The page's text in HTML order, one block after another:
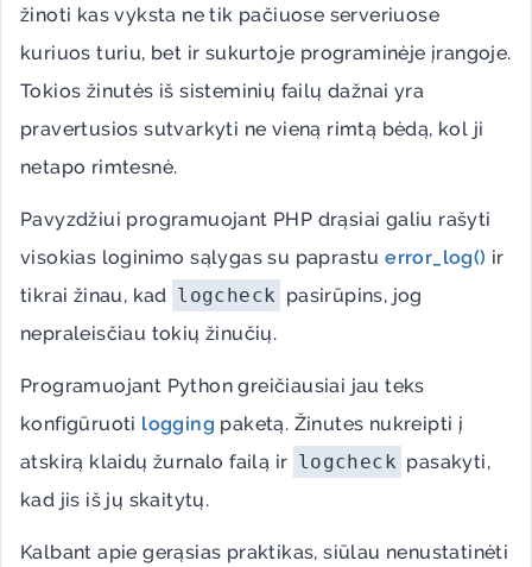
žinoti kas vyksta ne tik pačiuose serveriuose
kuriuos turiu, bet ir sukurtoje programinėje įrangoje.
Tokios žinutės iš sisteminių failų dažnai yra
pravertusios sutvarkyti ne vieną rimtą bėdą, kol ji
netapo rimtesnė.
Pavyzdžiui programuojant PHP drąsiai galiu rašyti
visokias loginimo sąlygas su paprastuerror_log() ir
tikrai žinau, kad logcheck pasirūpins, jog
nepraleisčiau tokių žinučių.
Programuojant Python greičiausiai jau teks
konfigūruoti logging paketą. Žinutes nukreipti į
atskirą klaidų žurnalo failą ir logcheck pasakyti,
kad jis iš jų skaitytų.
Kalbant apie gerąsias praktikas, siūlau nenustatinėti